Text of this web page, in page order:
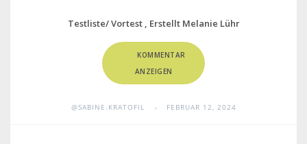
Testliste/ Vortest , Erstellt Melanie Lühr
KOMMENTAR
ANZEIGEN
@SABINE.KRATOFIL FEBRUAR 12, 2024